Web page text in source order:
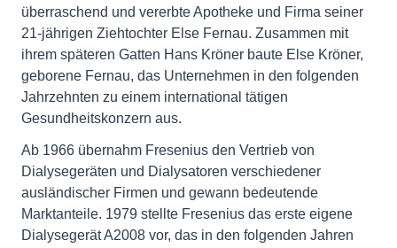
überraschend und vererbte Apotheke und Firma seiner
21-jährigen Ziehtochter Else Fernau. Zusammen mit
ihrem späteren Gatten Hans Kröner baute Else Kröner,
geborene Fernau, das Unternehmen in den folgenden
Jahrzehnten zu einem international tätigen
Gesundheitskonzern aus.
Ab 1966 übernahm Fresenius den Vertrieb von
Dialysegeräten und Dialysatoren verschiedener
ausländischer Firmen und gewann bedeutende
Marktanteile. 1979 stellte Fresenius das erste eigene
Dialysegerät A2008 vor, das in den folgenden Jahren